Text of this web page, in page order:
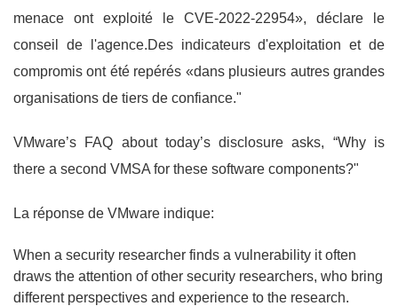
menace ont exploité le CVE-2022-22954», déclare le
conseil de l'agence.Des indicateurs d'exploitation et de
compromis ont été repérés «dans plusieurs autres grandes
organisations de tiers de confiance."
VMware’s FAQ about today’s disclosure asks, “Why is
there a second VMSA for these software components?"
La réponse de VMware indique:
When a security researcher finds a vulnerability it often
draws the attention of other security researchers, who bring
different perspectives and experience to the research.